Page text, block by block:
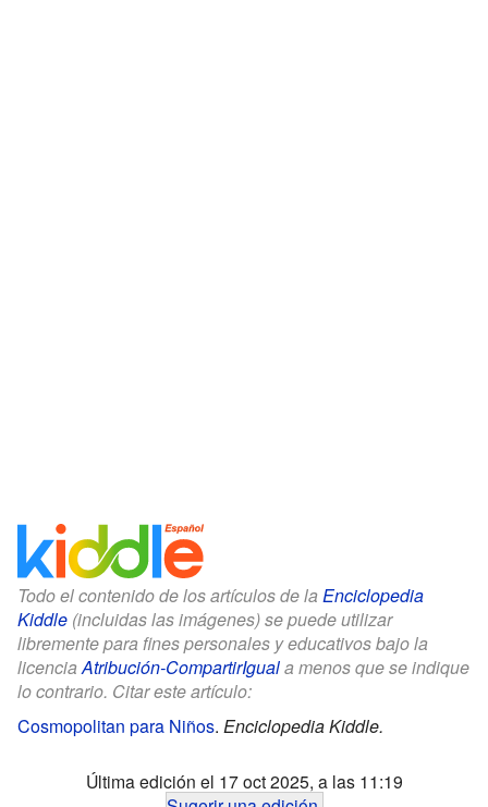
Todo el contenido de los artículos de la Enciclopedia
Kiddle (incluidas las imágenes) se puede utilizar
libremente para fines personales y educativos bajo la
licenciaAtribución-CompartirIguala menos que se indique
lo contrario. Citar este artículo:
Cosmopolitan para Niños. Enciclopedia Kiddle.
Última edición el 17 oct 2025, a las 11:19